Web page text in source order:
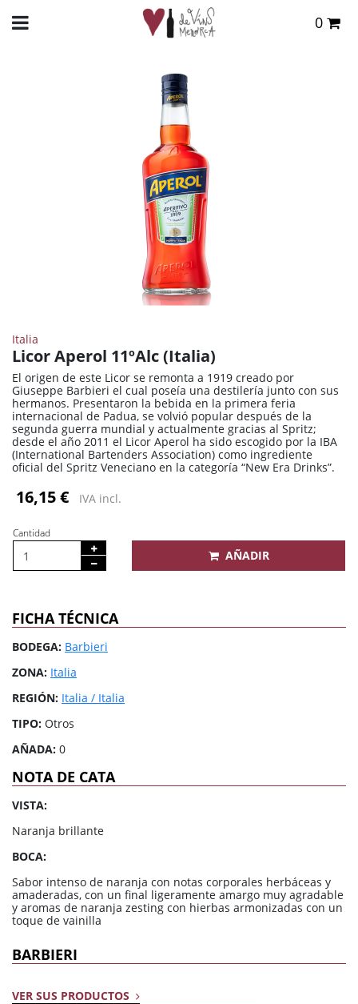
0
VER CESTA
Italia
Licor Aperol 11ºAlc (Italia)
El origen de este Licor se remonta a 1919 creado por
Giuseppe Barbieri el cual poseía una destilería junto con sus
hermanos. Presentaron la bebida en la primera feria
internacional de Padua, se volvió popular después de la
segunda guerra mundial y actualmente gracias al Spritz;
desde el año 2011 el Licor Aperol ha sido escogido por la IBA
(International Bartenders Association) como ingrediente
oficial del Spritz Veneciano en la categoría “New Era Drinks”.
16,15 € IVA incl.
Cantidad
AÑADIR
FICHA TÉCNICA
BODEGA: Barbieri
ZONA: Italia
REGIÓN: Italia / Italia
TIPO: Otros
AÑADA: 0
NOTA DE CATA
VISTA:
Naranja brillante
BOCA:
Sabor intenso de naranja con notas corporales herbáceas y
amaderadas, con un final ligeramente amargo muy agradable
y aromas de naranja zesting con hierbas armonizadas con un
toque de vainilla
BARBIERI
VER SUS PRODUCTOS